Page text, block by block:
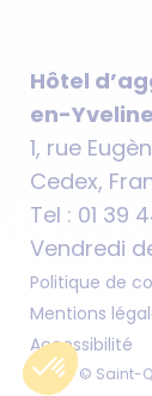
Hôtel
en-
1, rue
Cedex,
Tel : 01 39
Vendredi
Politique de
Mentions
Accessibilité
© Saint-